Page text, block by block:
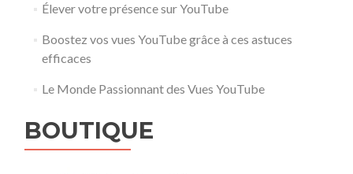
Élever votre présence sur YouTube
Boostez vos vues YouTube grâce à ces astuces
efficaces
Le Monde Passionnant des Vues YouTube
BOUTIQUE